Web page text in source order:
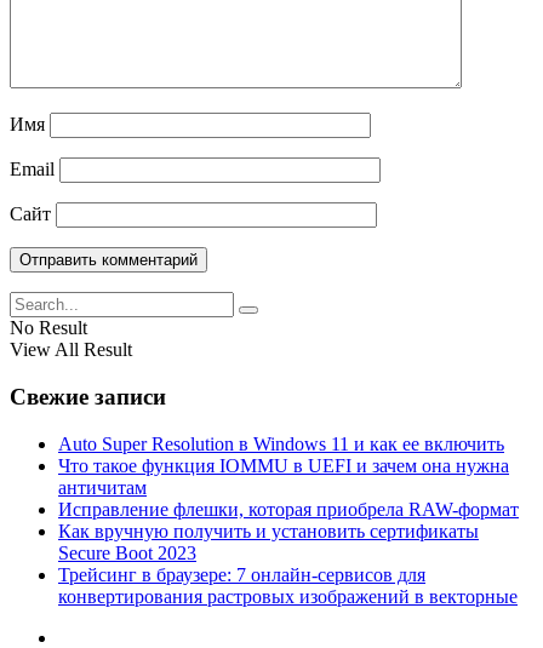
Имя
Email
Сайт
No Result
View All Result
Свежие записи
Auto Super Resolution в Windows 11 и как ее включить
Что такое функция IOMMU в UEFI и зачем она нужна
античитам
Исправление флешки, которая приобрела RAW-формат
Как вручную получить и установить сертификаты
Secure Boot 2023
Трейсинг в браузере: 7 онлайн-сервисов для
конвертирования растровых изображений в векторные